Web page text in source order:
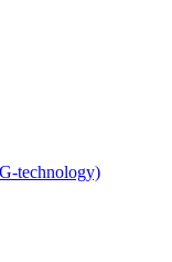
technology)